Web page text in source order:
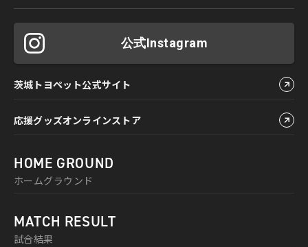
公式Instagram
茨城トヨペット公式サイト
応援グッズオンラインストア
HOME GROUND
ホームグラウンド
MATCH RESULT
試合結果